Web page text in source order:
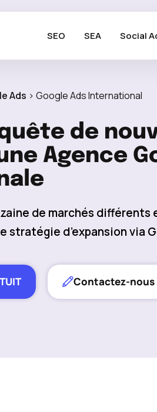
SEO SEA Social
Ads > Google Ads International
de
Agence
de marchés différents
stratégie d’expansion via
Contactez-nous